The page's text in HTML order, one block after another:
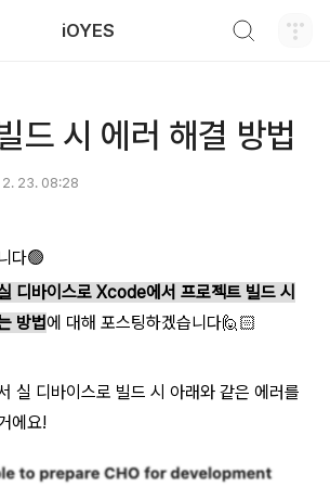
iOYES
드 시 에러 해결 방법
23. 08:28
다🟢
디바이스로 Xcode에서 프로젝트 빌드 시
방법에 대해 포스팅하겠습니다🙋🏻
실 디바이스로 빌드 시 아래와 같은 에러를
에요!